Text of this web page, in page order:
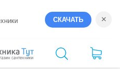
СКАЧАТЬ ×